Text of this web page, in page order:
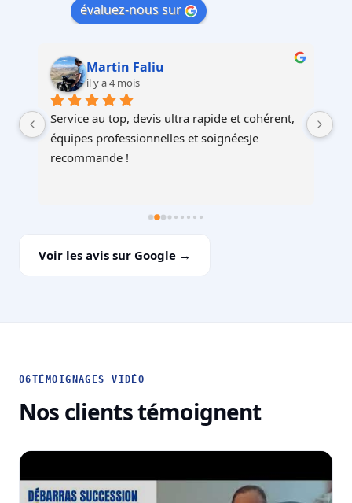
évaluez-nous sur
Martin Faliu
il y a 4 mois
Service au top, devis ultra rapide et cohérent,
équipes professionnelles et soignéesJe
recommande !
Voir les avis sur Google →
06TÉMOIGNAGES VIDÉO
Nos clients témoignent